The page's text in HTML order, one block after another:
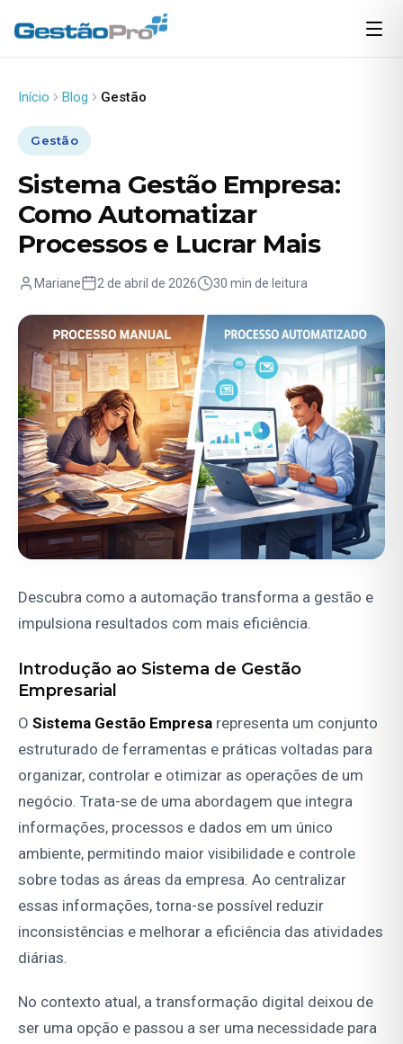
Início Blog Gestão
Gestão
Sistema Gestão Empresa:
Como Automatizar
Processos e Lucrar Mais
Mariane 2 de abril de 2026 30 min de leitura
Descubra como a automação transforma a gestão e
impulsiona resultados com mais eficiência.
Introdução ao Sistema de Gestão
Empresarial
O Sistema Gestão Empresa representa um conjunto
estruturado de ferramentas e práticas voltadas para
organizar, controlar e otimizar as operações de um
negócio. Trata-se de uma abordagem que integra
informações, processos e dados em um único
ambiente, permitindo maior visibilidade e controle
sobre todas as áreas da empresa. Ao centralizar
essas informações, torna-se possível reduzir
inconsistências e melhorar a eficiência das atividades
diárias.
No contexto atual, a transformação digital deixou de
ser uma opção e passou a ser uma necessidade para